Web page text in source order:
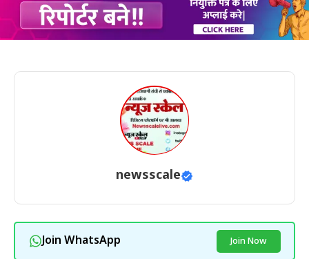
newsscale
Join WhatsApp Join Now